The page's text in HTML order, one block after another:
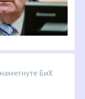
БиХ